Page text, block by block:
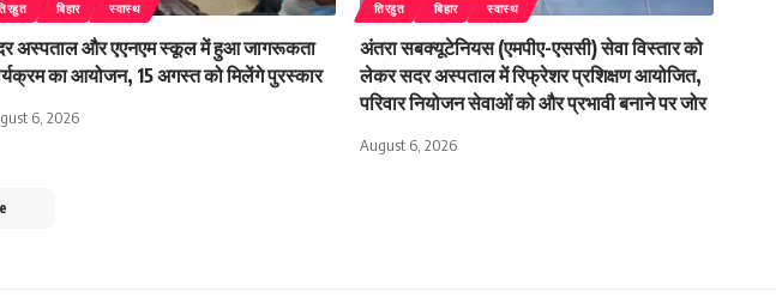
बिहार स्वास्थ
अस्पताल और एएनएम स्कूल में हुआ जागरूकता
का आयोजन, 15 अगस्त को मिलेंगे पुरस्कार
6, 2026
तिरहुत बिहार स्वास्थ
अंतरा सबक्यूटेनियस (एमपीए-एससी) सेवा विस्तार को
लेकर सदर अस्पताल में रिफ्रेशर प्रशिक्षण आयोजित,
परिवार नियोजन सेवाओं को और प्रभावी बनाने पर जोर
August 6, 2026